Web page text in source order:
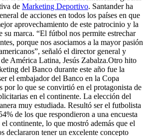
de Marketing Deportivo. Santander ha
de acciones en todos los países en que
aprovechamiento de este patrocinio y la
su marca. “El fútbol nos permite estrechar
porque nos asociamos a la mayor pasión
señaló el director general y
América Latina, Jesús Zabalza.Otro hito
del Banco durante este año fue la
el embajador del Banco en la Copa
por lo que se convirtió en el protagonista de
en el continente. La elección del
muy estudiada. Resultó ser el futbolista
de los que respondieron a una encuesta
continente, lo que mostró además que el
declararon tener un excelente concepto